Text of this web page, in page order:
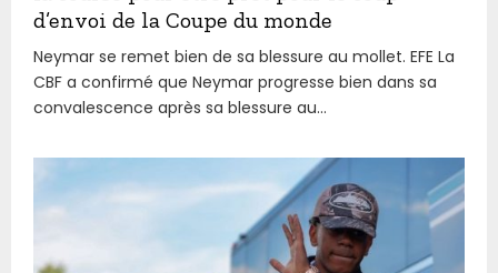
d’envoi de la Coupe du monde
Neymar se remet bien de sa blessure au mollet. EFE La
CBF a confirmé que Neymar progresse bien dans sa
convalescence après sa blessure au...